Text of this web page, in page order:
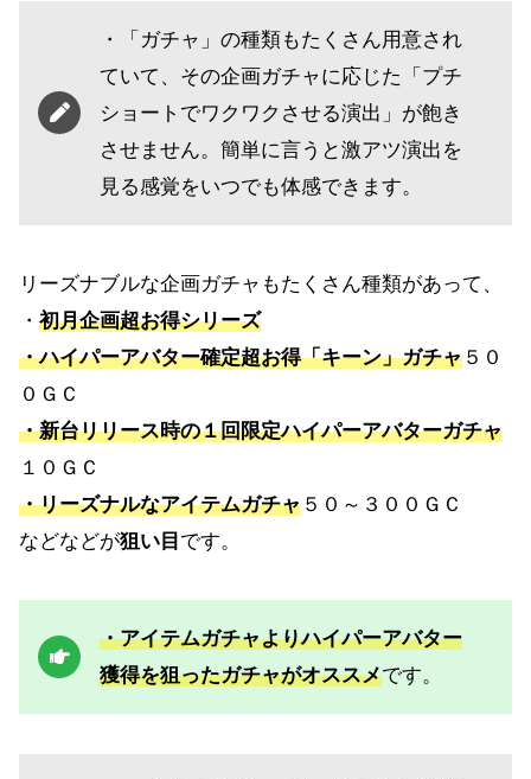
・「ガチャ」の種類もたくさん用意され
ていて、その企画ガチャに応じた「プチ
ショートでワクワクさせる演出」が飽き
させません。簡単に言うと激アツ演出を
見る感覚をいつでも体感できます。
リーズナブルな企画ガチャもたくさん種類があって、
・ 初月企画超お得シリーズ
・ハイパーアバター確定超お得「キーン」ガチャ ５０
０ＧＣ
・新台リリース時の１回限定ハイパーアバターガチャ
１０ＧＣ
・リーズナルなアイテムガチャ ５０～３００ＧＣ
などなどが狙い目 です。
・アイテムガチャよりハイパーアバター
獲得を狙ったガチャがオススメです。